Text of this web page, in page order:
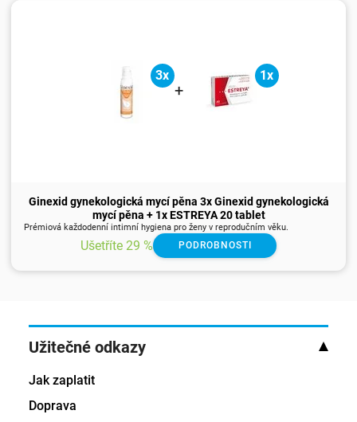
3x
+
1x
Ginexid gynekologická mycí pěna 3x Ginexid gynekologická
mycí pěna + 1x ESTREYA 20 tablet
Prémiová každodenní intimní hygiena pro ženy v reprodučním věku.
Ušetříte 29 % PODROBNOSTI
Užitečné odkazy
Jak zaplatit
Doprava